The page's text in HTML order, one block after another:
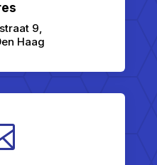
9,
Haag